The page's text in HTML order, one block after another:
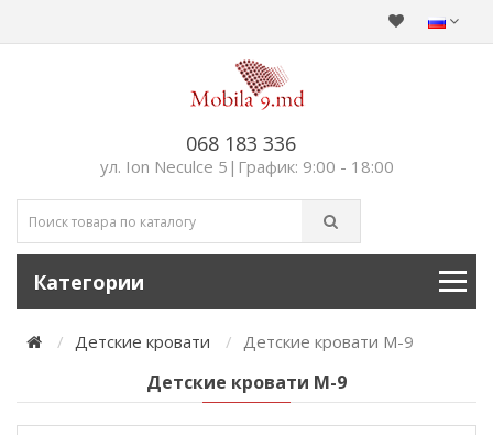
068 183 336
ул. Ion Neculce 5|График: 9:00 - 18:00
Категории
Детские кровати Детские кровати M-9
Детские кровати M-9